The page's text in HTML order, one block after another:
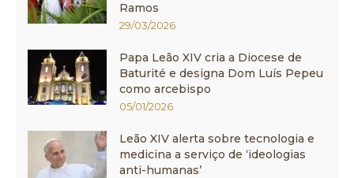
Ramos
29/03/2026
Papa Leão XIV cria a Diocese de
Baturité e designa Dom Luís Pepeu
como arcebispo
05/01/2026
Leão XIV alerta sobre tecnologia e
medicina a serviço de ‘ideologias
anti-humanas’